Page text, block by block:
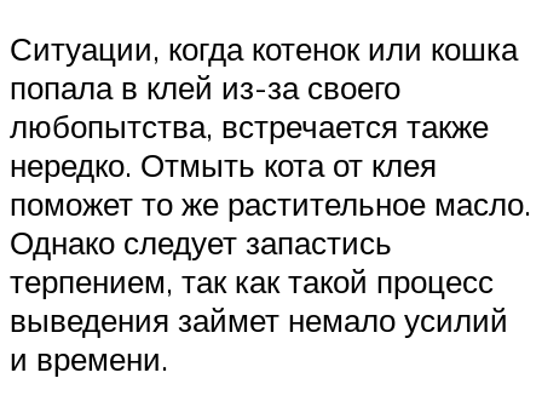
Ситуации, когда котенок или кошка
попала в клей из-за своего
любопытства, встречается также
нередко. Отмыть кота от клея
поможет то же растительное масло.
Однако следует запастись
терпением, так как такой процесс
выведения займет немало усилий
и времени.